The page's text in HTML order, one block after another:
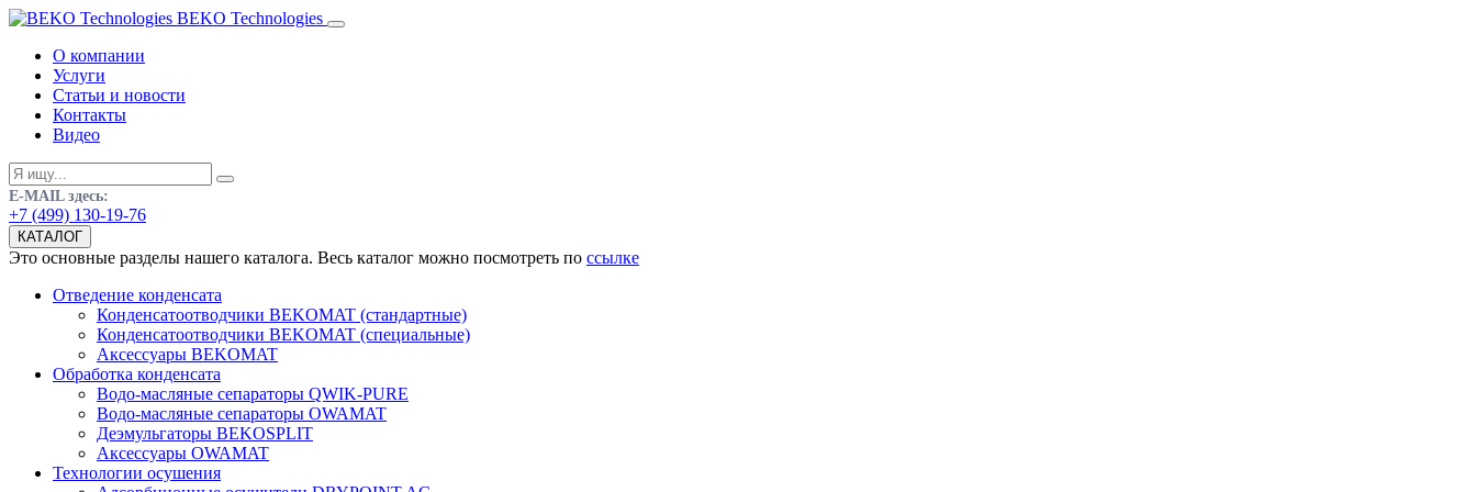
BEKO Technologies
О компании
Услуги
Статьи и новости
Контакты
Видео
E-MAIL здесь:
+7 (499) 130-19-76
КАТАЛОГ
Это основные разделы нашего каталога. Весь каталог можно посмотреть по ссылке
Отведение конденсата
Конденсатоотводчики BEKOMAT (стандартные)
Конденсатоотводчики BEKOMAT (специальные)
Аксессуары BEKOMAT
Обработка конденсата
Водо-масляные сепараторы QWIK-PURE
Водо-масляные сепараторы OWAMAT
Деэмульгаторы BEKOSPLIT
Аксессуары OWAMAT
Технологии осушения